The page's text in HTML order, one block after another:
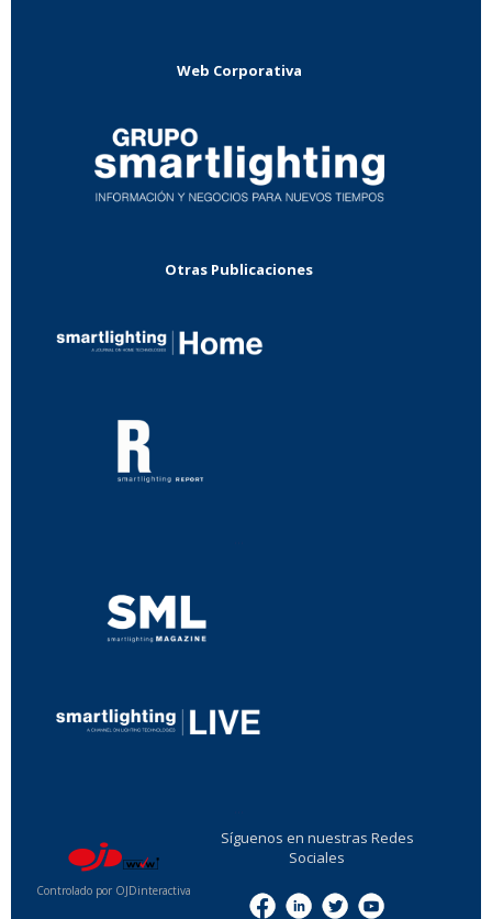
Web Corporativa
Otras Publicaciones
Controlado por OJDinteractiva
Síguenos en nuestras Redes
Sociales